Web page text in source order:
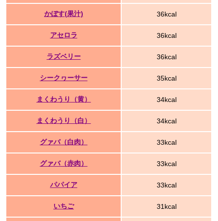
かぼす(果汁) 36kcal
アセロラ 36kcal
ラズベリー 36kcal
シークヮーサー 35kcal
まくわうり（黄） 34kcal
まくわうり（白） 34kcal
グァバ（白肉） 33kcal
グァバ（赤肉） 33kcal
パパイア 33kcal
いちご 31kcal